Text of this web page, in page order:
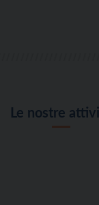
Le nostre